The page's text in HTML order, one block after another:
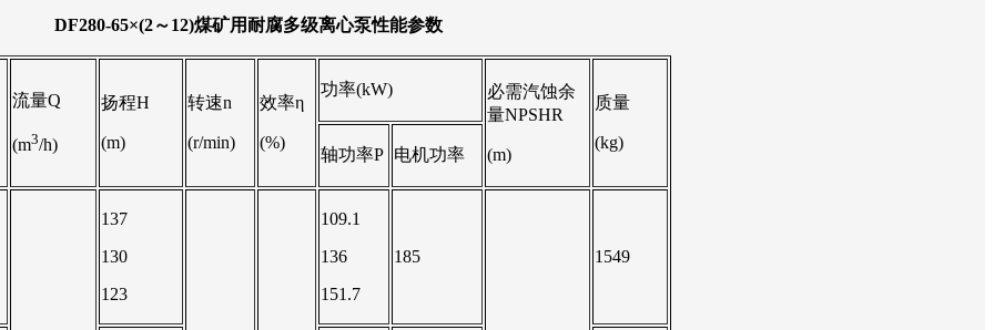
DF280-65×(2～12)煤矿用耐腐多级离心泵性能参数
流量Q
(m3/h)
扬程H
(m)
转速n
(r/min)
效率η
(%)
功率(kW)
必需汽蚀余
量NPSHR
(m)
质量
(kg)
轴功率P 电机功率
137
130
123
109.1
136
151.7
185 1549